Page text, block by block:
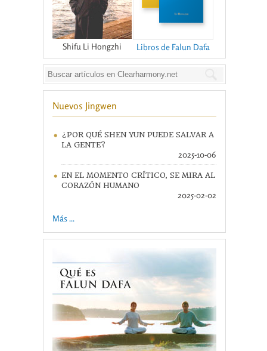
Shifu Li Hongzhi Libros de Falun Dafa
Nuevos Jingwen
¿POR QUÉ SHEN YUN PUEDE SALVAR A
LA GENTE?
2025-10-06
EN EL MOMENTO CRÍTICO, SE MIRA AL
CORAZÓN HUMANO
2025-02-02
Más ...